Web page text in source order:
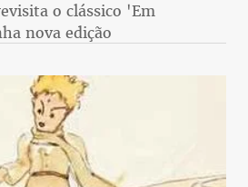
o clássico 'Em
nova edição